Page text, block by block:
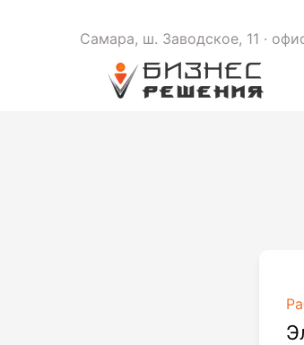
Самара, ш. Заводское, 11 ·